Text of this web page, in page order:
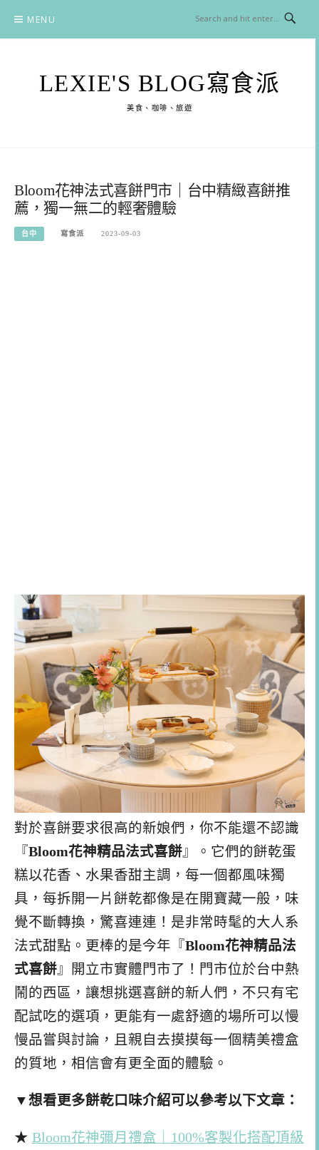
content
MENU
LEXIE'S BLOG寫食派
美食、咖啡、旅遊
Bloom花神法式喜餅門市｜台中精緻喜餅推
薦，獨一無二的輕奢體驗
台中 寫食派 2023-09-03
對於喜餅要求很高的新娘們，你不能還不認識
『 Bloom花神精品法式喜餅』。它們的餅乾蛋
糕以花香、水果香甜主調，每一個都風味獨
具，每拆開一片餅乾都像是在開寶藏一般，味
覺不斷轉換，驚喜連連！是非常時髦的大人系
法式甜點。更棒的是今年『 Bloom花神精品法
式喜餅』開立市實體門市了！門市位於台中熱
鬧的西區，讓想挑選喜餅的新人們，不只有宅
配試吃的選項，更能有一處舒適的場所可以慢
慢品嘗與討論，且親自去摸摸每一個精美禮盒
的質地，相信會有更全面的體驗。
▼想看更多餅乾口味介紹可以參考以下文章：
★ Bloom花神彌月禮盒｜100%客製化搭配頂級